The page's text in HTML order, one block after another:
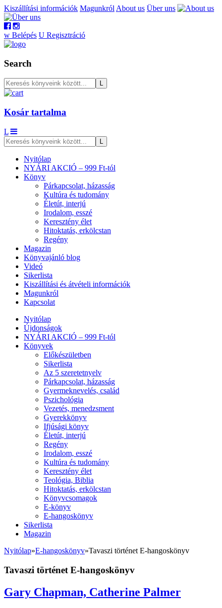
Kiszállítási információk Magunkról About us Über uns
w Belépés U Regisztráció
Search
Kosár tartalma
L
Nyitólap
NYÁRI AKCIÓ – 999 Ft-tól
Könyv
Párkapcsolat, házasság
Kultúra és tudomány
Életút, interjú
Irodalom, esszé
Keresztény élet
Hitoktatás, erkölcstan
Regény
Magazin
Könyvajánló blog
Videó
Sikerlista
Kiszállítási és átvételi információk
Magunkról
Kapcsolat
Nyitólap
Újdonságok
NYÁRI AKCIÓ – 999 Ft-tól
Könyvek
Előkészületben
Sikerlista
Az 5 szeretetnyelv
Párkapcsolat, házasság
Gyermeknevelés, család
Pszichológia
Vezetés, menedzsment
Gyerekkönyv
Ifjúsági könyv
Életút, interjú
Regény
Irodalom, esszé
Kultúra és tudomány
Keresztény élet
Teológia, Biblia
Hitoktatás, erkölcstan
Könyvcsomagok
E-könyv
E-hangoskönyv
Sikerlista
Magazin
Nyitólap»E-hangoskönyv»Tavaszi történet E-hangoskönyv
Tavaszi történet E-hangoskönyv
Gary Chapman, Catherine Palmer